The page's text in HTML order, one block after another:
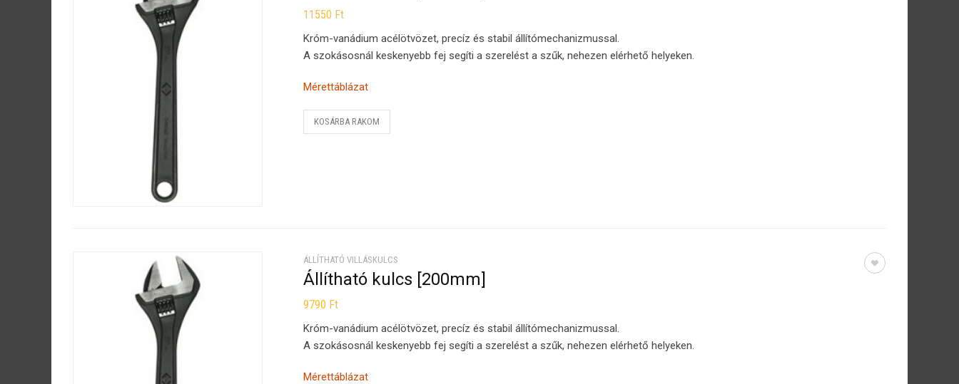
11550 Ft
Króm-vanádium acélötvözet, precíz és stabil állítómechanizmussal.
A szokásosnál keskenyebb fej segíti a szerelést a szűk, nehezen elérhető helyeken.
Mérettáblázat
KOSÁRBA RAKOM
ÁLLÍTHATÓ VILLÁSKULCS
Állítható kulcs [200mm]
9790 Ft
Króm-vanádium acélötvözet, precíz és stabil állítómechanizmussal.
A szokásosnál keskenyebb fej segíti a szerelést a szűk, nehezen elérhető helyeken.
Mérettáblázat